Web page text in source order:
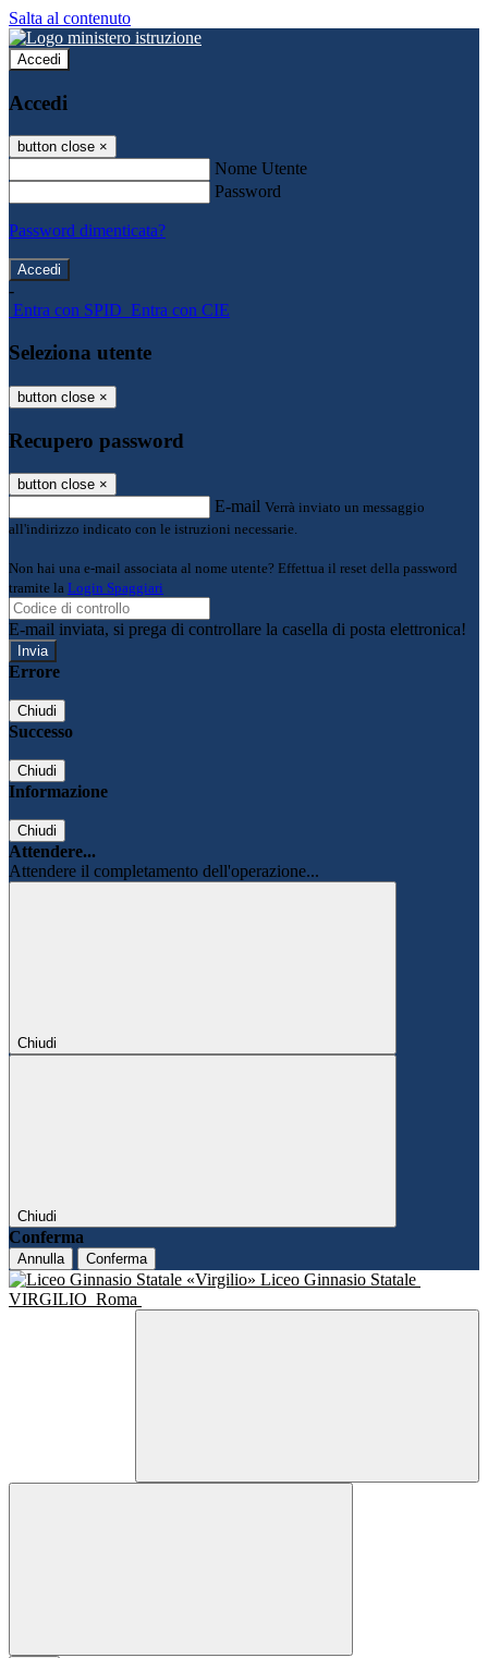
Salta al contenuto
Accedi
Accedi
button close ×
Nome Utente
Password
Password dimenticata?
-
Entra con SPID Entra con CIE
Seleziona utente
button close ×
Recupero password
button close ×
E-mail Verrà inviato un messaggio
all'indirizzo indicato con le istruzioni necessarie.
Non hai una e-mail associata al nome utente? Effettua il reset della password
tramite la Login Spaggiari
E-mail inviata, si prega di controllare la casella di posta elettronica!
Errore
Chiudi
Successo
Chiudi
Informazione
Chiudi
Attendere...
Attendere il completamento dell'operazione...
Chiudi
Chiudi
Conferma
Annulla Conferma
Liceo Ginnasio Statale
VIRGILIO Roma